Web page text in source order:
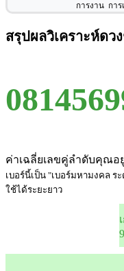
การงาน การ
สรุปผลวิเคราะห์ดว
ค่าเฉลี่ยเลขคู่ลำดับคุณอ
เบอร์นี้เป็น "เบอร์มหามงคล
ใช้ได้ระยะยาว